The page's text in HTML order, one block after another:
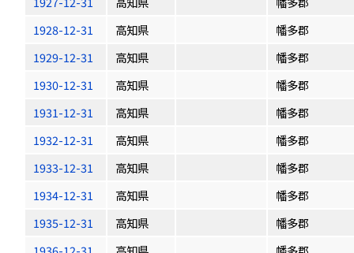
1928-12-31
高知県
幡多郡
1929-12-31
高知県
幡多郡
1930-12-31
高知県
幡多郡
1931-12-31
高知県
幡多郡
1932-12-31
高知県
幡多郡
1933-12-31
高知県
幡多郡
1934-12-31
高知県
幡多郡
1935-12-31
高知県
幡多郡